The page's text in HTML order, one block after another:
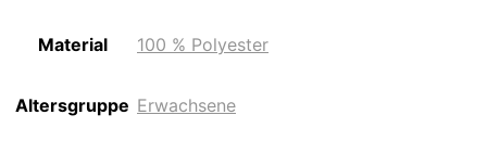
Material 100 % Polyester
Altersgruppe Erwachsene